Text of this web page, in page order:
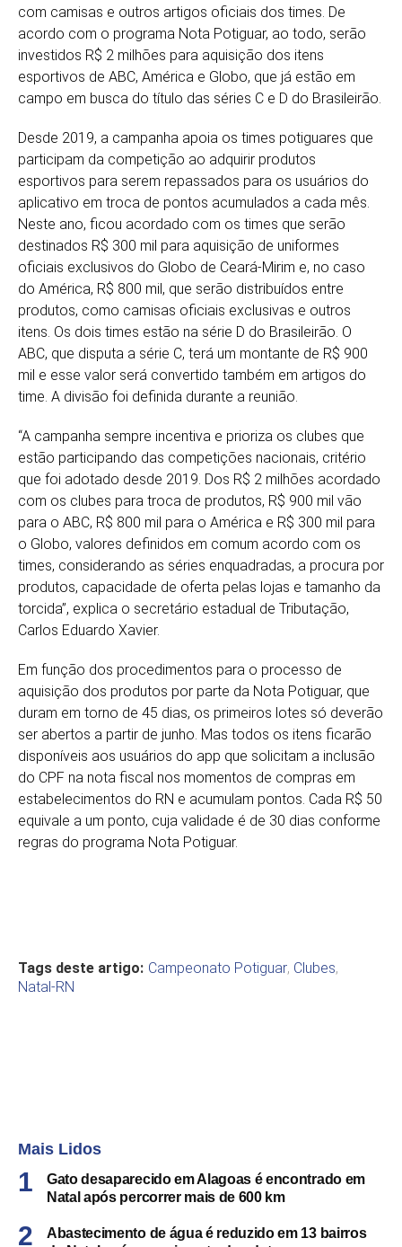
com camisas e outros artigos oficiais dos times. De
acordo com o programa Nota Potiguar, ao todo, serão
investidos R$ 2 milhões para aquisição dos itens
esportivos de ABC, América e Globo, que já estão em
campo em busca do título das séries C e D do Brasileirão.
Desde 2019, a campanha apoia os times potiguares que
participam da competição ao adquirir produtos
esportivos para serem repassados para os usuários do
aplicativo em troca de pontos acumulados a cada mês.
Neste ano, ficou acordado com os times que serão
destinados R$ 300 mil para aquisição de uniformes
oficiais exclusivos do Globo de Ceará-Mirim e, no caso
do América, R$ 800 mil, que serão distribuídos entre
produtos, como camisas oficiais exclusivas e outros
itens. Os dois times estão na série D do Brasileirão. O
ABC, que disputa a série C, terá um montante de R$ 900
mil e esse valor será convertido também em artigos do
time. A divisão foi definida durante a reunião.
“A campanha sempre incentiva e prioriza os clubes que
estão participando das competições nacionais, critério
que foi adotado desde 2019. Dos R$ 2 milhões acordado
com os clubes para troca de produtos, R$ 900 mil vão
para o ABC, R$ 800 mil para o América e R$ 300 mil para
o Globo, valores definidos em comum acordo com os
times, considerando as séries enquadradas, a procura por
produtos, capacidade de oferta pelas lojas e tamanho da
torcida”, explica o secretário estadual de Tributação,
Carlos Eduardo Xavier.
Em função dos procedimentos para o processo de
aquisição dos produtos por parte da Nota Potiguar, que
duram em torno de 45 dias, os primeiros lotes só deverão
ser abertos a partir de junho. Mas todos os itens ficarão
disponíveis aos usuários do app que solicitam a inclusão
do CPF na nota fiscal nos momentos de compras em
estabelecimentos do RN e acumulam pontos. Cada R$ 50
equivale a um ponto, cuja validade é de 30 dias conforme
regras do programa Nota Potiguar.
Tags deste artigo: Campeonato Potiguar, Clubes,
Natal-RN
Mais Lidos
Gato desaparecido em Alagoas é encontrado em
Natal após percorrer mais de 600 km
Abastecimento de água é reduzido em 13 bairros